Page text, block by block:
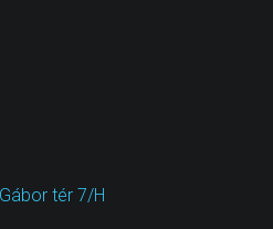
tér 7/H